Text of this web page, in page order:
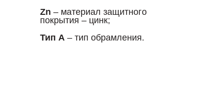
Zn – материал защитного
покрытия – цинк;
Тип А – тип обрамления.